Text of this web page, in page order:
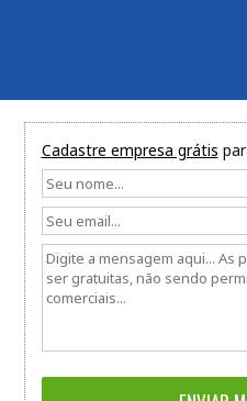
Cadastre empresa grátis